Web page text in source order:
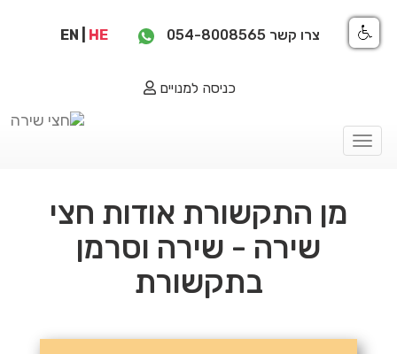
צרו קשר054-8008565
EN HE
כניסה למנויים
Toggle
מן התקשורת אודות חצי
שירה - שירה וסרמן
בתקשורת